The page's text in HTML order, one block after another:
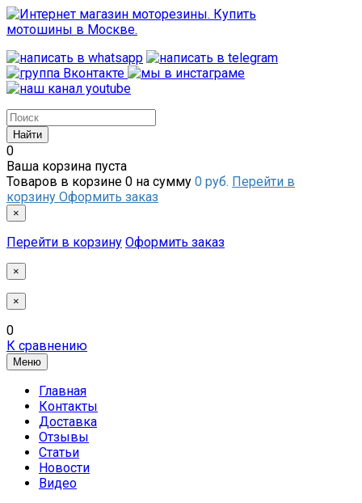
0
Ваша корзина пуста
Товаров в корзине 0 на сумму 0 руб. Перейти в
корзину Оформить заказ
×
Перейти в корзину Оформить заказ
×
×
0
К сравнению
Меню
Главная
Контакты
Доставка
Отзывы
Статьи
Новости
Видео